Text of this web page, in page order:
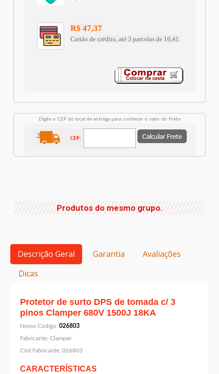
R$ 47,37
Cartão de crédito, até 3 parcelas de 16,41.
Digite o CEP do local de entrega para conhecer o valor do Frete
Produtos do mesmo grupo.
Descrição Geral Garantia
Avaliações
Dicas
Protetor de surto DPS de tomada c/ 3
pinos Clamper 680V 1500J 18KA
Nosso Código: 026803
Fabricante: Clamper
Cód Fabricante: 026803
CARACTERÍSTICAS